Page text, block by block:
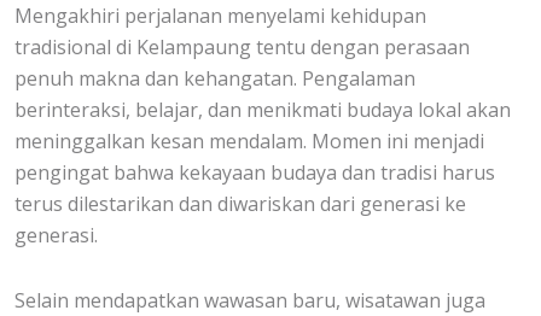
Mengakhiri perjalanan menyelami kehidupan
tradisional di Kelampaung tentu dengan perasaan
penuh makna dan kehangatan. Pengalaman
berinteraksi, belajar, dan menikmati budaya lokal akan
meninggalkan kesan mendalam. Momen ini menjadi
pengingat bahwa kekayaan budaya dan tradisi harus
terus dilestarikan dan diwariskan dari generasi ke
generasi.
Selain mendapatkan wawasan baru, wisatawan juga